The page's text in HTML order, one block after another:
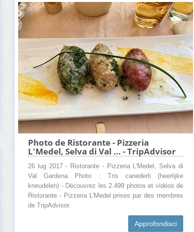
Photo de Ristorante - Pizzeria
L'Medel, Selva di Val ... - TripAdvisor
26 lug 2017 - Ristorante - Pizzeria L'Medel, Selva di
Val Gardena Photo : Tris canederli (heerlijke
kneudelen) - Découvrez les 2.499 photos et vidéos de
Ristorante - Pizzeria L'Medel prises par des membres
de TripAdvisor.
Approfondisci